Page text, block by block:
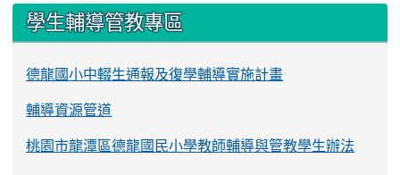
學生輔導管教專區
德龍國小中輟生通報及復學輔導實施計畫
輔導資源管道
桃園市龍潭區德龍國民小學教師輔導與管教學生辦法